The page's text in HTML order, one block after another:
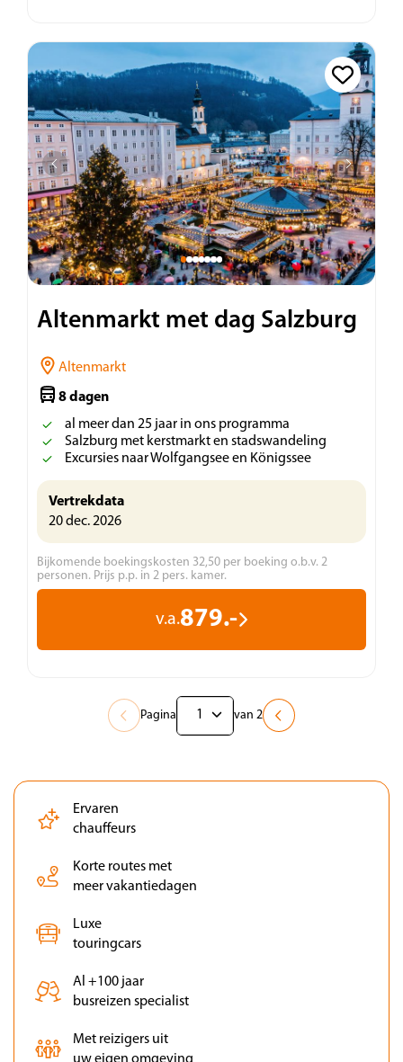
Altenmarkt met dag Salzburg
Altenmarkt
8 dagen
al meer dan 25 jaar in ons programma
Salzburg met kerstmarkt en stadswandeling
Excursies naar Wolfgangsee en Königssee
Vertrekdata
20 dec. 2026
Bijkomende boekingskosten 32,50 per boeking o.b.v. 2
personen. Prijs p.p. in 2 pers. kamer.
v.a.879.-
Pagina van 2
Ervaren
chauffeurs
Korte routes met
meer vakantiedagen
Luxe
touringcars
Al +100 jaar
busreizen specialist
Met reizigers uit
uw eigen omgeving